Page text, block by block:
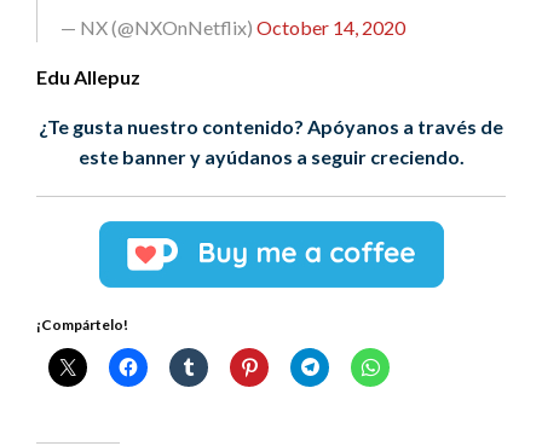
— NX (@NXOnNetflix) October 14, 2020
Edu Allepuz
¿Te gusta nuestro contenido? Apóyanos a través de
este banner y ayúdanos a seguir creciendo.
¡Compártelo!